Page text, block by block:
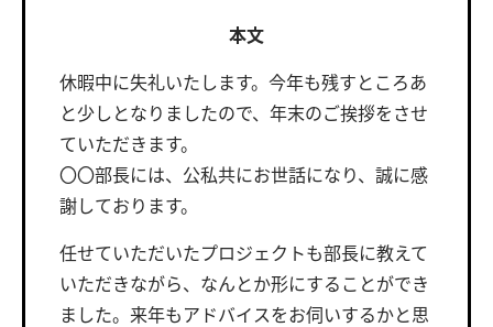
本文
休暇中に失礼いたします。今年も残すところあ
と少しとなりましたので、年末のご挨拶をさせ
ていただきます。
〇〇部長には、公私共にお世話になり、誠に感
謝しております。
任せていただいたプロジェクトも部長に教えて
いただきながら、なんとか形にすることができ
ました。来年もアドバイスをお伺いするかと思